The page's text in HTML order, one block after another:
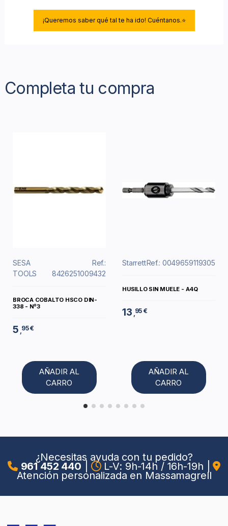
¡Queremos saber qué tal te ha ido! Cuéntanos.⭐
Completa tu compra
SESA
TOOLS
Ref.:
8426251009432
BROCA COBALTO HSCO DIN-
338 - Nº3
5 95 €
AÑADIR AL
CARRO
StarrettRef.: 0049659119305
HUSILLO SIN MUELE - A4Q
13 95 €
AÑADIR AL
CARRO
¿Necesitas ayuda con tu pedido?
961 452 440 L-V: 9h-14h / 16h-19h
Atención personalizada en Massamagrell